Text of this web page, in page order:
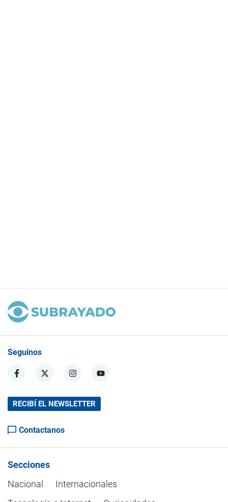
Seguinos
RECIBÍ EL NEWSLETTER
Contactanos
Secciones
Nacional
Internacionales